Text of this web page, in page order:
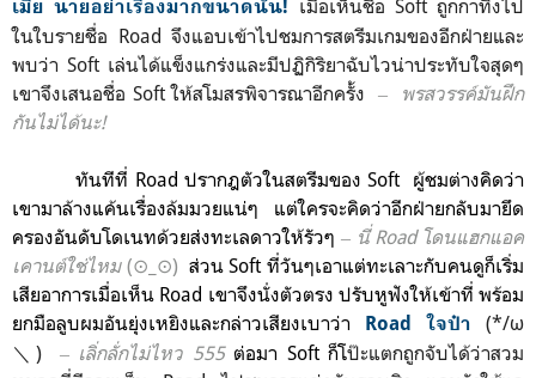
เมีย นายอย่าเรื่องมากขนาดนั้น! เมื่อเห็นชื่อ Soft ถูกกาทิ้งไป
ในใบรายชื่อ Road จึงแอบเข้าไปชมการสตรีมเกมของอีกฝ่ายและ
พบว่า Soft เล่นได้แข็งแกร่งและมีปฏิกิริยาฉับไวน่าประทับใจสุดๆ
เขาจึงเสนอชื่อ Soft ให้สโมสรพิจารณาอีกครั้ง ‒ พรสวรรค์มันฝึก
กันไม่ได้นะ!
ทันทีที่ Road ปรากฎตัวในสตรีมของSoft ผู้ชมต่างคิดว่า
เขามาล้างแค้นเรื่องล้มมวยแน่ๆ แต่ใครจะคิดว่าอีกฝ่ายกลับมายึด
ครองอันดับโดเนทด้วยส่งทะเลดาวให้รัวๆ ‒นี่ Road โดนแฮกแอค
เคานต์ใช่ไหม (⊙_⊙) ส่วน Soft ที่วันๆเอาแต่ทะเลาะกับคนดูก็เริ่ม
เสียอาการเมื่อเห็น Road เขาจึงนั่งตัวตรง ปรับหูฟังให้เข้าที่ พร้อม
ยกมือลูบผมอันยุ่งเหยิงและกล่าวเสียงเบาว่า
Road ใจป๋า
(*/ω
＼)
‒ เลิ่กลั่กไม่ไหว 555 ต่อมา Soft ก็โป๊ะแตกถูกจับได้ว่าสวม